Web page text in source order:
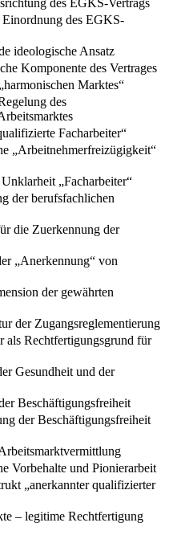
des EGKS-Vertrags
des EGKS-
ideologische Ansatz
Komponente des Vertrages
Marktes“
des
Facharbeiter“
„Arbeitnehmerfreizü­gig­keit“
„Facharbeiter“
der berufsfachlichen
die Zuerkennung der
„Anerkennung“ von
der gewährten
der Zugangsreglementierung
als Rechtfertigungsgrund für
Gesundheit und der
Beschäftigungsfreiheit
der Beschäftigungsfreiheit
Vorbehalte und Pionierarbeit
„anerkannter qualifizierter
– legitime Rechtfertigung